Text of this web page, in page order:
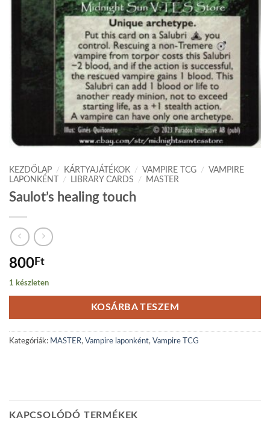
KEZDŐLAP / KÁRTYAJÁTÉKOK / VAMPIRE TCG /
VAMPIRE
LAPONKÉNT
/ LIBRARY CARDS / MASTER
Saulot’s healing touch
800Ft
1 készleten
KOSÁRBA TESZEM
Kategóriák: MASTER, Vampire laponként, Vampire TCG
KAPCSOLÓDÓ TERMÉKEK